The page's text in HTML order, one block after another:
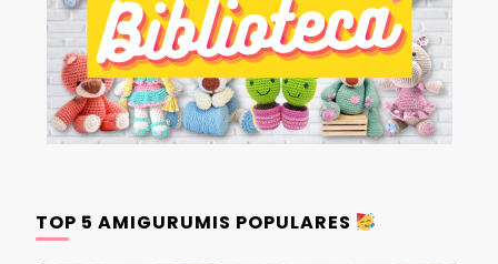
TOP 5 AMIGURUMIS POPULARES